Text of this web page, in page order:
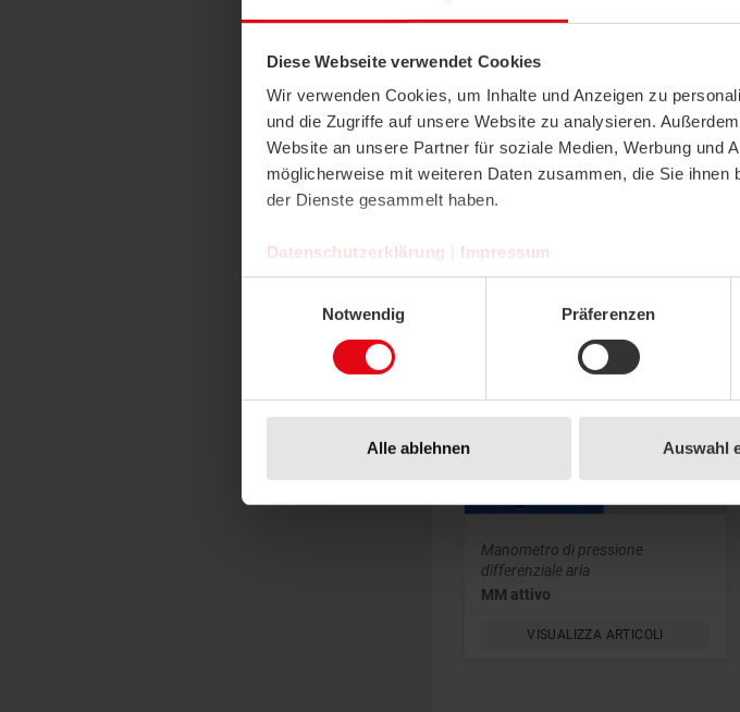
Diese Webseite verwendet Cookies
Wir verwenden Cookies, um Inhalte und Anzeigen zu
und die Zugriffe auf unsere Website zu analysieren.
Website an unsere Partner für soziale Medien, Werbung und
möglicherweise mit weiteren Daten zusammen, die Sie
der Dienste gesammelt haben.
Datenschutzerklärung
Impressum
Notwendig
Präferenzen
Alle ablehnen Auswahl
Manometro compatto a tubo inclinato a
impianti di ventilazione e di condizionamento
Dati tecnici
Manometro di pressione
differenziale aria
MM attivo
VISUALIZZA ARTICOLI